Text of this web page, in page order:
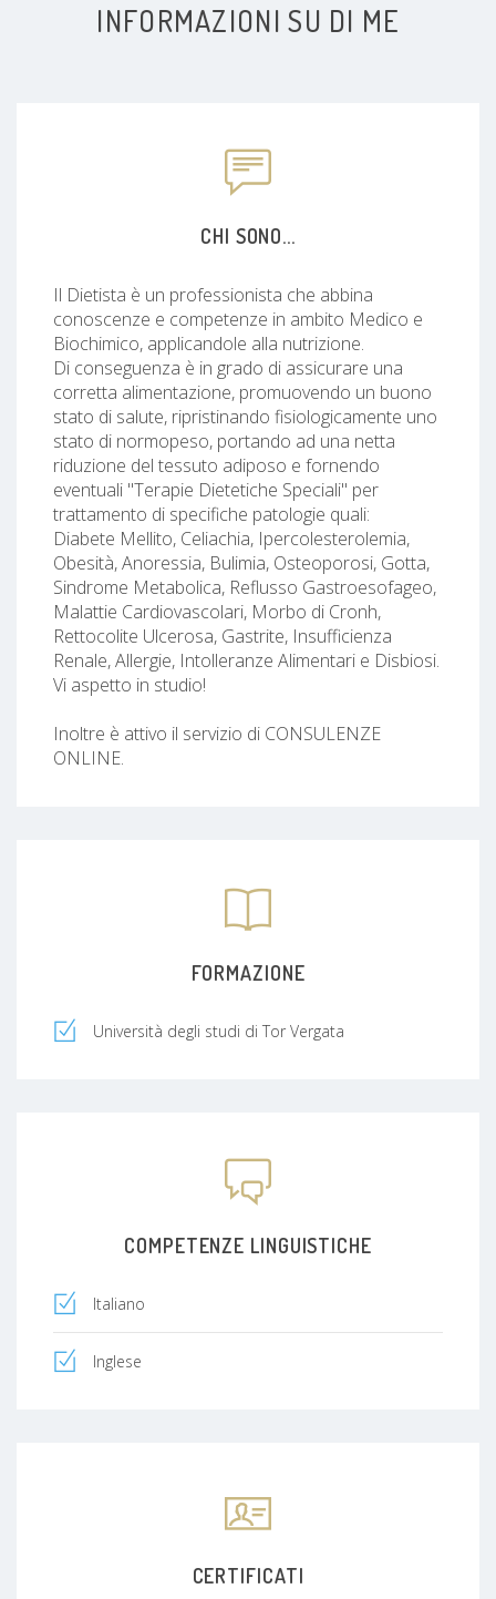
INFORMAZIONI SU DI ME
CHI SONO...
Il Dietista è un professionista che abbina
conoscenze e competenze in ambito Medico e
Biochimico, applicandole alla nutrizione.
Di conseguenza è in grado di assicurare una
corretta alimentazione, promuovendo un buono
stato di salute, ripristinando fisiologicamente uno
stato di normopeso, portando ad una netta
riduzione del tessuto adiposo e fornendo
eventuali "Terapie Dietetiche Speciali" per
trattamento di specifiche patologie quali:
Diabete Mellito, Celiachia, I percolesterolemia,
Obesità, Anoressia, Bulimia, Osteoporosi, Gotta,
Sindrome Metabolica, Reflusso Gastroesofageo,
Malattie Cardiovascolari, Morbo di Cronh,
Rettocolite Ulcerosa, Gastrite, Insufficienza
Renale, Allergie, Intolleranze Alimentari e Disbiosi.
Vi aspetto in studio!
Inoltre è attivo il servizio di CONSULENZE
ONLINE.
FORMAZIONE
Università degli studi di Tor Vergata
COMPETENZE LINGUISTICHE
Italiano
Inglese
CERTIFICATI